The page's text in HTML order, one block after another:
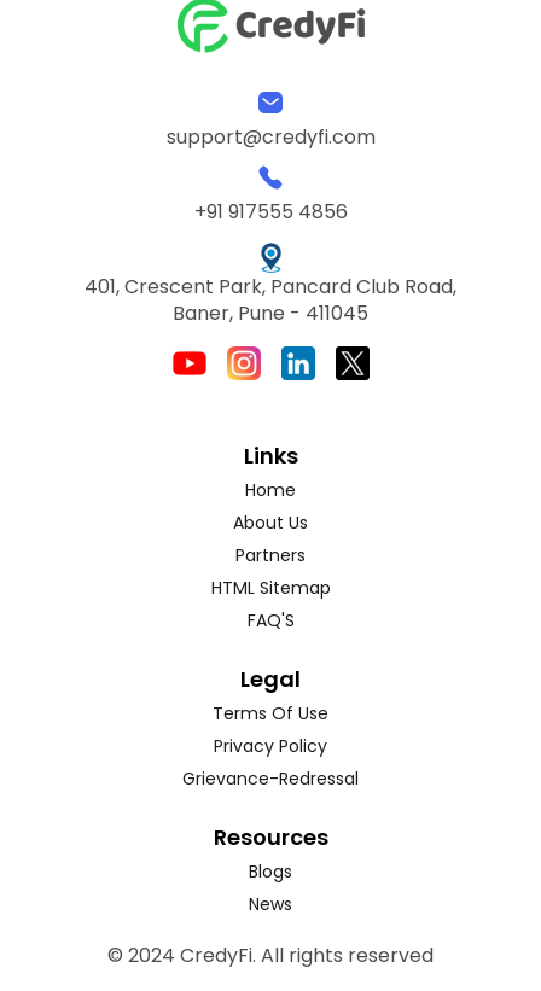
support@credyfi.com
+91 917555 4856
401, Crescent Park, Pancard Club Road,
Baner, Pune - 411045
Links
Home
About Us
Partners
HTML Sitemap
FAQ'S
Legal
Terms Of Use
Privacy Policy
Grievance-Redressal
Resources
Blogs
News
© 2024 CredyFi. All rights reserved